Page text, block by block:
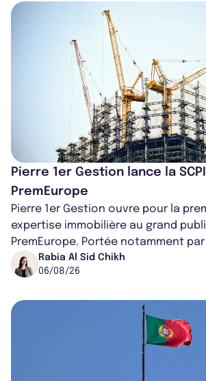
Pierre 1er Gestion lance la SCPI
PremEurope
Pierre 1er Gestion ouvre pour la
expertise immobilière au grand
PremEurope. Portée notamment par
ancien directeur des
Rabia Al Sid Chikh
06/08/26